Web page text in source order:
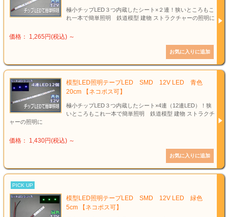
極小チップLED３つ内蔵したシート×２連！狭いところもこ
れ一本で簡単照明 鉄道模型 建物 ストラクチャーの照明に
価格： 1,265円(税込) ～
模型LED照明テープLED SMD 12V LED 青色
20cm 【ネコポス可】
極小チップLED３つ内蔵したシート×4連（12連LED）！狭
いところもこれ一本で簡単照明 鉄道模型 建物 ストラクチ
ャーの照明に
価格： 1,430円(税込) ～
PICK UP
模型LED照明テープLED SMD 12V LED 緑色
5cm 【ネコポス可】